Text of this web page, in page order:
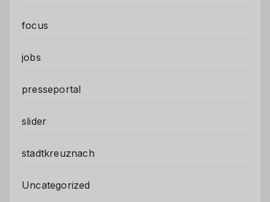
focus
jobs
presseportal
slider
stadtkreuznach
Uncategorized